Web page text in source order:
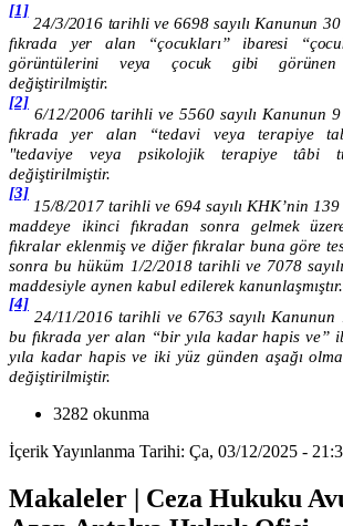
[1]
24/3/2016 tarihli ve 6698 sayılı Kanunun
fıkrada yer alan “çocukları” ibaresi
görüntülerini veya çocuk gibi
değiştirilmiştir.
[2]
6/12/2006 tarihli ve 5560 sayılı Kanunun
fıkrada yer alan “tedavi veya terapiye
"tedaviye veya psikolojik terapiye tâbi
değiştirilmiştir.
[3]
15/8/2017 tarihli ve 694 sayılı KHK’nin
maddeye ikinci fıkradan sonra gelmek
fıkralar eklenmiş ve diğer fıkralar buna göre
sonra bu hüküm 1/2/2018 tarihli ve 7078
maddesiyle aynen kabul edilerek kanunlaşmıştır.
[4]
24/11/2016 tarihli ve 6763 sayılı Kanunun
bu fıkrada yer alan “bir yıla kadar hapis ve”
yıla kadar hapis ve iki yüz günden aşağı
değiştirilmiştir.
3282 okunma
İçerik Yayınlanma Tarihi: Ça, 03/12/2025 -
Makaleler | Ceza Hukuku